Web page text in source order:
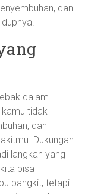
dan
dalam
tidak
dan
Dukungan
langkah yang
bisa
bangkit, tetapi